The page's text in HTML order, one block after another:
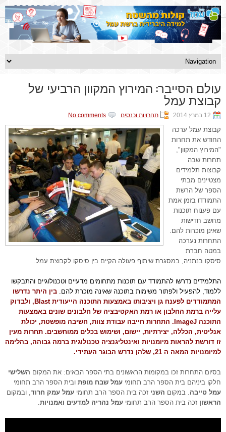
עולם הסייבר: המירוץ המקוון הרביעי של
קבוצת עמל
12 במרץ 2014 תחרויות וכנסים No comments
קבוצת עמל ערכה
החודש את תחרות
"המירוץ המקוון",
תחרות שבה
קבוצות תלמידים
מצטיינים מבתי
הספר של הרשת
התמודדו בזמן אמת
עם פענוח תוכנות
מחשב חדישות
שאינן מוכרות להם.
התחרות נערכה
במטה חברת
סיסקו בנתניה, במסגרת שיתוף פעולה הקיים בין סיסקו לקבוצת עמל.
התלמידים נדרשו להתמודד עם תוכנות מתחומים מדעיים וטכנולוגיים והתבקשו
ללמוד, להפעיל ולפתור משימות בתוכנה שאינה מוכרת להם. בין היתר נדרשו
המתמודדים לפענח גן ויציבותו באמצעות התוכנה הייעודית Blast, ולבדוק
עלייה ברמת החלבון או רמת האקטיבציה של חלבונים שונים באמצעות
התוכנה ImageJ. התחרות חייבה עבודת צוות, חשיבה מופשטת, יכולת
אנליטית, הכללה, יצירתיות, יישום, ושימוש בכלים ממוחשבים. תחרות מעין
זו דורשת להראות מיומנויות ואינטליגנציה טכנולוגית ברמה גבוהה, בהלימה
למיומנויות המאה ה 21, שלהן נדרש הבוגר העתידי.
בסיום התחרות זכו במקומות הראשונים בתי הספר הבאים: את המקום השלישי
חלקו ביניהם בית הספר הרב תחומיעמל שבח מופתובית הספר הרב תחומי
עמל טייבה. במקום השניזכה בית הספר הרב תחומי עמל עמק חרוד, ובמקום
הראשוןזכה בית הספר הרב תחומיעמל נהריה למדעים ואמנויות.